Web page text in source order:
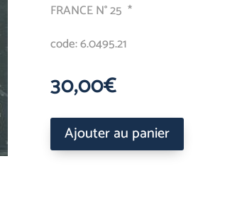
FRANCE N° 25 *
code: 6.0495.21
30,00€
Ajouter au panier